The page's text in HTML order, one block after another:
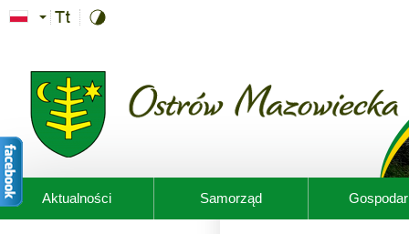
Przejdź do treści
Aktualności Samorząd